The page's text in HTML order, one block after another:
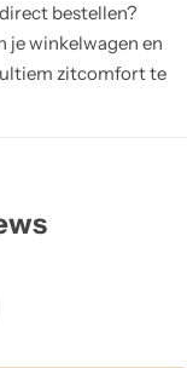
bestellen?
je winkelwagen en
zitcomfort te